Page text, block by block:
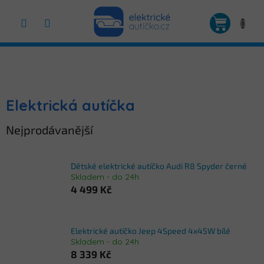
obsah
Elektrická autíčka
Nejprodávanější
Dětské elektrické autíčko Audi R8 Spyder černé
Skladem - do 24h
4 499 Kč
Elektrické autíčko Jeep 4Speed 4x45W bílé
Skladem - do 24h
8 339 Kč